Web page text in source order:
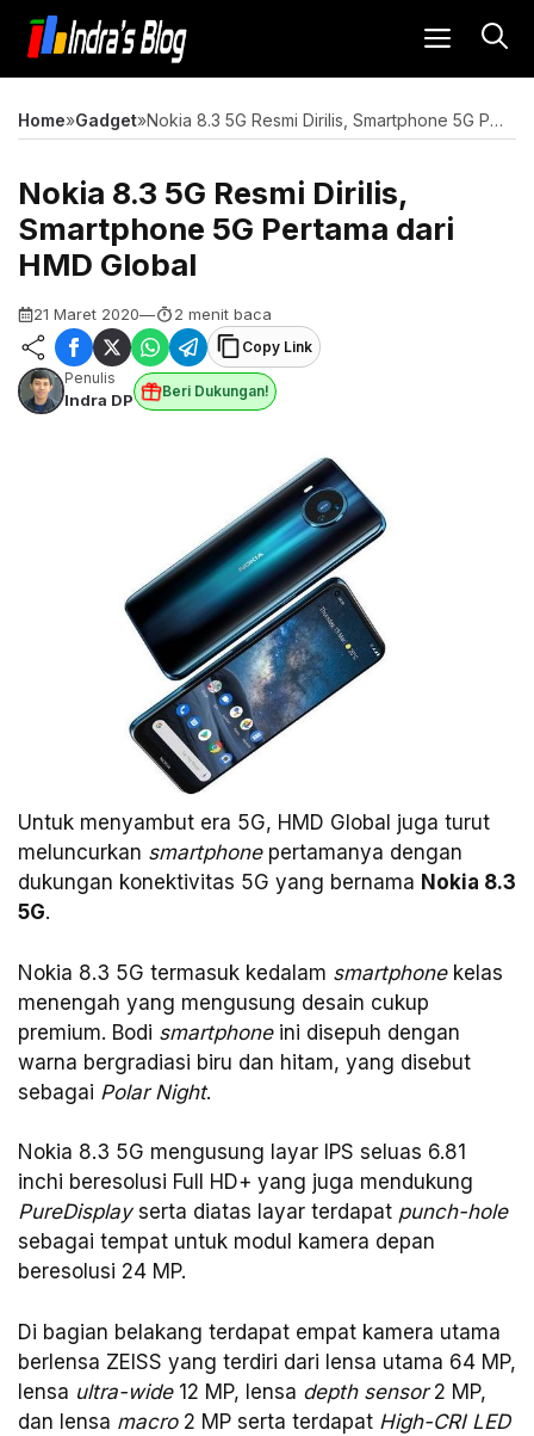
Langsung
isi
MENU
Home»Gadget» Nokia 8.3 5G Resmi Dirilis, Smartphone 5G Pertama dari HMD Global
Nokia 8.3 5G Resmi Dirilis,
Smartphone 5G Pertama dari
HMD Global
21 Maret 2020— 2 menit baca
Copy Link
Penulis
Indra DP Beri Dukungan!
Untuk menyambut era 5G, HMD Global juga turut
meluncurkan smartphone pertamanya dengan
dukungan konektivitas 5G yang bernama Nokia 8.3
5G.
Nokia 8.3 5G termasuk kedalam smartphone kelas
menengah yang mengusung desain cukup
premium. Bodi smartphone ini disepuh dengan
warna bergradiasi biru dan hitam, yang disebut
sebagai Polar Night.
Nokia 8.3 5G mengusung layar IPS seluas 6.81
inchi beresolusi Full HD+ yang juga mendukung
PureDisplay serta diatas layar terdapat punch-hole
sebagai tempat untuk modul kamera depan
beresolusi 24 MP.
Di bagian belakang terdapat empat kamera utama
berlensa ZEISS yang terdiri dari lensa utama 64 MP,
lensa ultra-wide12 MP, lensa depth sensor2 MP,
dan lensa macro 2 MP serta terdapat High-CRI LED